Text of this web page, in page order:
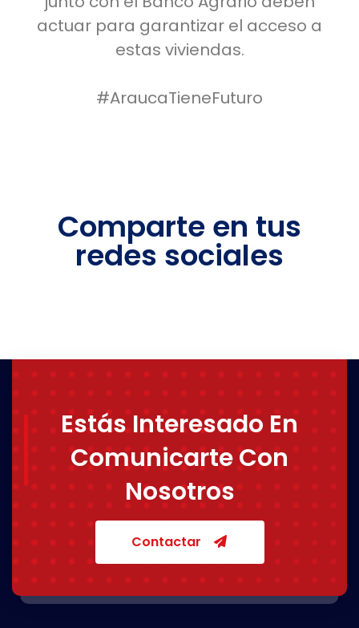
actuar para garantizar el acceso a
estas viviendas.
#AraucaTieneFuturo
Comparte en tus
redes sociales
Estás Interesado En
Comunicarte Con
Nosotros
Contactar